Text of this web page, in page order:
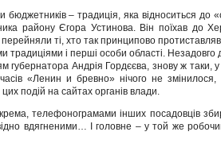
бюджетників – традиція, яка відноситься до
району Єгора Устинова. Він поїхав до
ті, хто так принципово
традиціями і перші особи області.
Андрія Гордєєва, знову ж таки,
«Ленин и бревно» нічого не
подій на сайтах органів влади.
телефонограмами інших посадовців
вдягненими… І головне – у той же